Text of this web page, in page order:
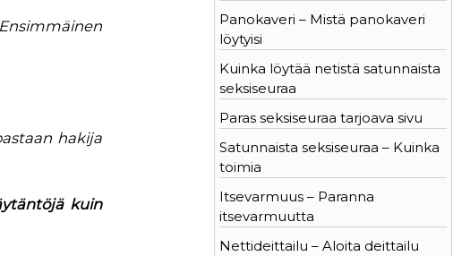
hakija
kuin
Panokaveri – Mistä panokaveri
löytyisi
Kuinka löytää netistä satunnaista
seksiseuraa
Paras seksiseuraa tarjoava sivu
Satunnaista seksiseuraa – Kuinka
toimia
Itsevarmuus – Paranna
itsevarmuutta
Nettideittailu – Aloita deittailu